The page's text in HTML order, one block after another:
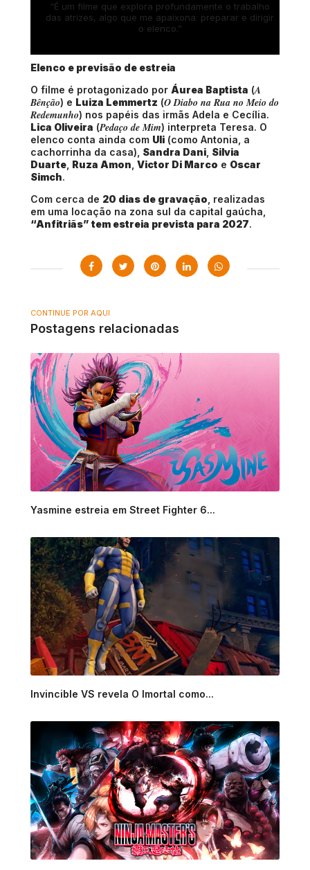
“É um filme que explora profundamente o trabalho
das atrizes, algo que me apaixona: preparar e dirigir
o elenco.”
Elenco e previsão de estreia
O filme é protagonizado por Áurea Baptista (A
Bênção) e Luiza Lemmertz (O Diabo na Rua no Meio do
Redemunho) nos papéis das irmãs Adela e Cecília.
Lica Oliveira (Pedaço de Mim) interpreta Teresa. O
elenco conta ainda com Uli (como Antonia, a
cachorrinha da casa), Sandra Dani Silvia
Duarte Ruza Amon Victor Di Marco e Oscar
Simch.
Com cerca de 20 dias de gravação , realizadas
em uma locação na zona sul da capital gaúcha,
“Anfitriãs” tem estreia prevista para 2027.
CONTINUE POR AQUI
Postagens relacionadas
Yasmine estreia em Street Fighter 6...
Invincible VS revela O Imortal como...